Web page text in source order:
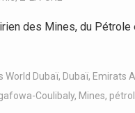
des Mines, du Pétrole
World Dubaï, Dubaï, Emirats
Coulibaly, Mines,